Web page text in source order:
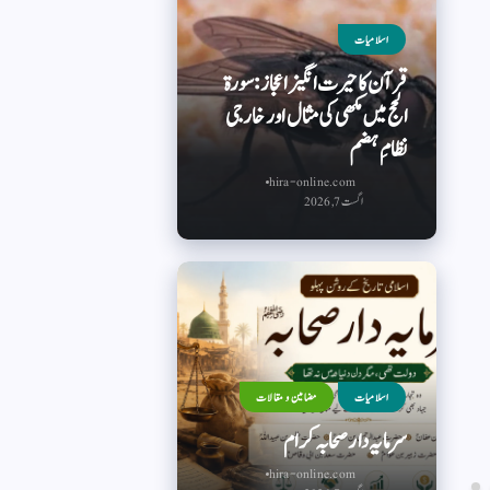
اسلامیات
قرآن کا حیرت انگیز اعجاز: سورۃ
الحج میں مکھی کی مثال اور خارجی
نظامِ ہضم
hira-online.com
اگست 7, 2026
اسلامیات مضامین و مقالات
سرمایہ دار صحابہ کرام
hira-online.com